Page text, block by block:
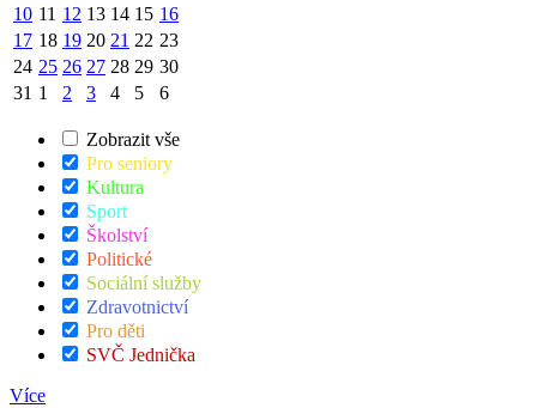
10 11 12 13 14 15 16
17 18 19 20 21 22 23
24 25 26 27 28 29 30
31 1 2 3 4 5 6
Zobrazit vše
Pro seniory
Kultura
Sport
Školství
Politické
Sociální služby
Zdravotnictví
Pro děti
SVČ Jednička
Více